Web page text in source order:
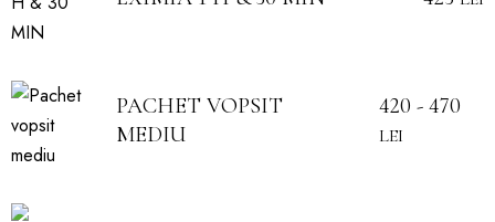
PACHET VOPSIT
MEDIU
420 - 470
LEI